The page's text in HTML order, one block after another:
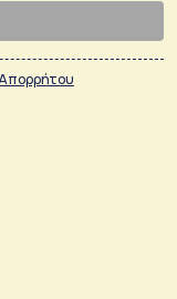
Απορρήτου